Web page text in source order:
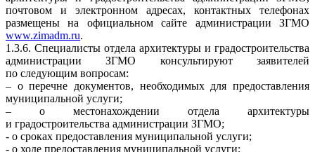
почтовом и электронном адресах, контактных телефонах
размещены на официальном сайте администрации ЗГМО
www.zimadm.ru.
1.3.6. Специалисты отдела архитектуры и градостроительства
администрации ЗГМО консультируют заявителей
по следующим вопросам:
– о перечне документов, необходимых для предоставления
муниципальной услуги;
– о местонахождении отдела архитектуры
и градостроительства администрации ЗГМО;
- о сроках предоставления муниципальной услуги;
- о ходе предоставления муниципальной услуги;